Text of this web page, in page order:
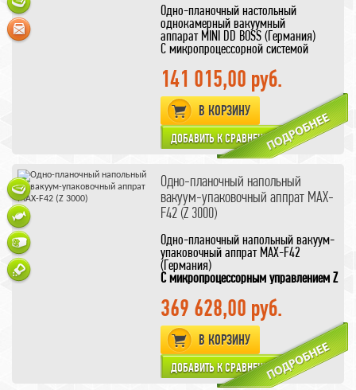
Наглядно размеры камер
представлены на дополнительном
рисунке, кликните для увеличения,
чтобы ознакомиться с реальными
размерами вакуумной камеры
подберите подходящиевакуумные
для вашего продукта
Одно-планочный настольный
однокамерный вакуумный
аппарат MINI DD BOSS (Германия)
С микропроцессорной системой
управления Z 1000
Вакуумный аппарат из линейки MINI
BOSS
cУвеличеным по высоте внутренним
размером камеры
141 015,00 руб.
В КОРЗИНУ
Одно-планочный напольный
вакуум-упаковочный аппрат MAX-
F42 (Z 3000)
Одно-планочный напольный вакуум-
упаковочный аппрат MAX-F42
(Германия)
С микропроцессорным управлением Z
Функция регулировки уровня
вакуума, можно выставит желаемый
уровень.
Функция мягкого обжима для
бережного обжима продукта,
что сохраняет пакет от разрыва на
стадии выравнивания давления в
369 628,00 руб.
В КОРЗИНУ